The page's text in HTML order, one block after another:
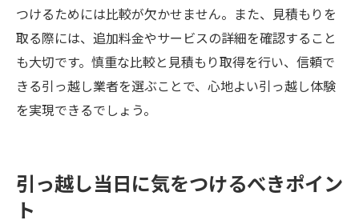
つけるためには比較が欠かせません。また、見積もりを
取る際には、追加料金やサービスの詳細を確認すること
も大切です。慎重な比較と見積もり取得を行い、信頼で
きる引っ越し業者を選ぶことで、心地よい引っ越し体験
を実現できるでしょう。
引っ越し当日に気をつけるべきポイン
ト